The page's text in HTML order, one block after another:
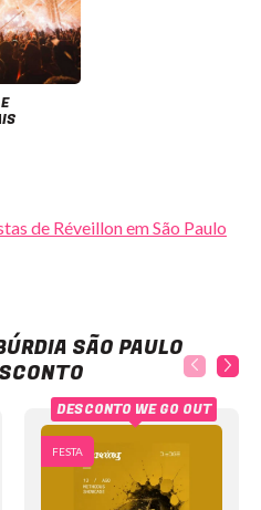
de Réveillon em São Paulo
SÃO PAULO
FESTA
DESCONTO WE GO OUT